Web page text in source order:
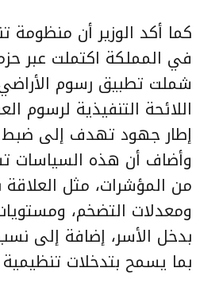
كما أكد الوزير أن منظومة
في المملكة اكتملت عبر
شملت تطبيق رسوم الأراضي
اللائحة التنفيذية لرسوم
إطار جهود تهدف إلى ضبط
وأضاف أن هذه السياسات
من المؤشرات، مثل العلاقة
ومعدلات التضخم، ومستويات
بدخل الأسر، إضافة إلى
بما يسمح بتدخلات